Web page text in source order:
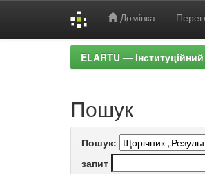
Домівка
ELARTU —
Пошук
Пошук:
запит